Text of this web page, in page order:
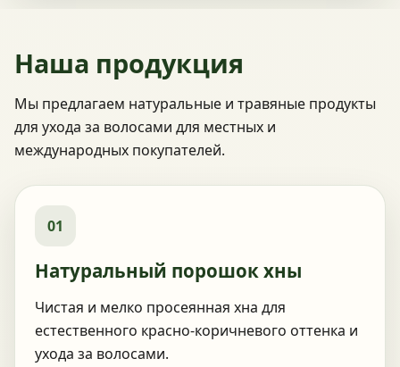
Наша продукция
Мы предлагаем натуральные и травяные продукты
для ухода за волосами для местных и
международных покупателей.
01
Натуральный порошок хны
Чистая и мелко просеянная хна для
естественного красно-коричневого оттенка и
ухода за волосами.